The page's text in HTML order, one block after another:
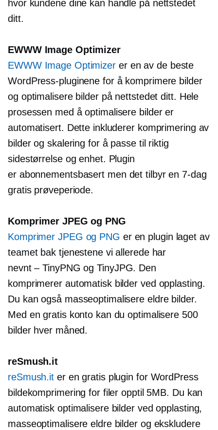
hvor kundene dine kan handle på nettstedet
ditt.
EWWW Image Optimizer
EWWW Image Optimizer er en av de beste
WordPress-pluginene for å komprimere bilder
og optimalisere bilder på nettstedet ditt. Hele
prosessen med å optimalisere bilder er
automatisert. Dette inkluderer komprimering av
bilder og skalering for å passe til riktig
sidestørrelse og enhet. Plugin
er abonnementsbasert men det tilbyr en 7-dag
gratis prøveperiode.
Komprimer JPEG og PNG
Komprimer JPEG og PNG er en plugin laget av
teamet bak tjenestene vi allerede har
nevnt – TinyPNG og TinyJPG. Den
komprimerer automatisk bilder ved opplasting.
Du kan også masseoptimalisere eldre bilder.
Med en gratis konto kan du optimalisere 500
bilder hver måned.
reSmush.it
reSmush.it er en gratis plugin for WordPress
bildekomprimering for filer opptil 5MB. Du kan
automatisk optimalisere bilder ved opplasting,
masseoptimalisere eldre bilder og ekskludere